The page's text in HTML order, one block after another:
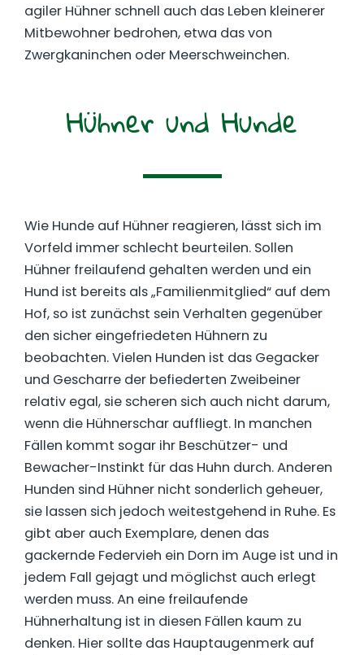
agiler Hühner schnell auch das Leben kleinerer
Mitbewohner bedrohen, etwa das von
Zwergkaninchen oder Meerschweinchen.
Hühner und Hunde
Wie Hunde auf Hühner reagieren, lässt sich im
Vorfeld immer schlecht beurteilen. Sollen
Hühner freilaufend gehalten werden und ein
Hund ist bereits als „Familienmitglied“ auf dem
Hof, so ist zunächst sein Verhalten gegenüber
den sicher eingefriedeten Hühnern zu
beobachten. Vielen Hunden ist das Gegacker
und Gescharre der befiederten Zweibeiner
relativ egal, sie scheren sich auch nicht darum,
wenn die Hühnerschar auffliegt. In manchen
Fällen kommt sogar ihr Beschützer- und
Bewacher-Instinkt für das Huhn durch. Anderen
Hunden sind Hühner nicht sonderlich geheuer,
sie lassen sich jedoch weitestgehend in Ruhe. Es
gibt aber auch Exemplare, denen das
gackernde Federvieh ein Dorn im Auge ist und in
jedem Fall gejagt und möglichst auch erlegt
werden muss. An eine freilaufende
Hühnerhaltung ist in diesen Fällen kaum zu
denken. Hier sollte das Hauptaugenmerk auf